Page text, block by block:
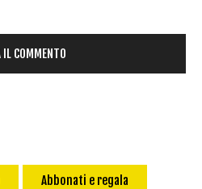
Abbonati e regala